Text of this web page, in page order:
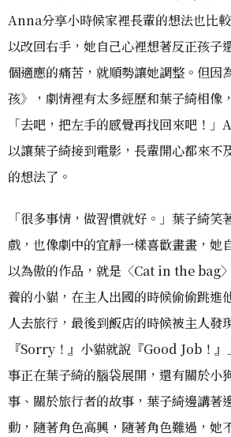
Anna分享小時候家裡長輩的想法也比
以改回右手，她自己心裡想著反正孩子
個適應的痛苦，就順勢讓她調整。但因
孩》，劇情裡有太多經歷和葉子綺相像
「去吧，把左手的感覺再找回來吧！
以讓葉子綺接到電影，長輩開心都來不
的想法了。
「很多事情，做習慣就好。」葉子綺笑
戲，也像劇中的宜靜一樣喜歡畫畫，她
以為傲的作品，就是〈Cat in the bag
養的小貓，在主人出國的時候偷偷跳進
人去旅行，最後到飯店的時候被主人發
『Sorry！』小貓就說『Good Job！
事正在葉子綺的腦袋展開，還有關於小
事、關於旅行者的故事，葉子綺邊講著
動，隨著角色高興，隨著角色難過，她